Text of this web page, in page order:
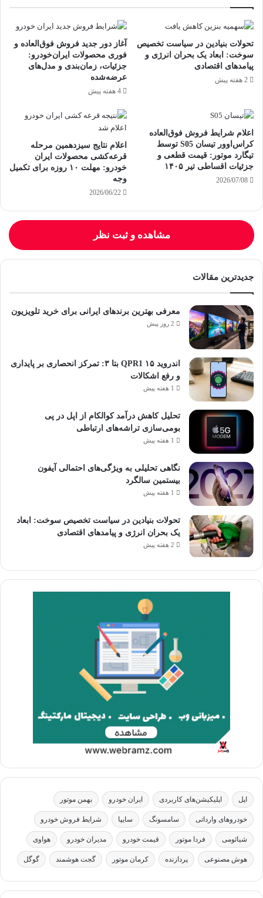
تحولات بنیادین در سیاست تخصیص
سوخت: ابعاد یک بحران انرژی و
پیامدهای اقتصادی
2 هفته پیش
آغاز دور جدید فروش فوق‌العاده و
فوری محصولات ایران‌خودرو:
جزئیات، زمان‌بندی و مدل‌های
عرضه‌شده
4 هفته پیش
اعلام شرایط فروش فوق‌العاده
کراس‌اوور تیسان S05 توسط
تیگارد موتور: قیمت قطعی و
جزئیات اقساطی تیر ۱۴۰۵
2026/07/08
اعلام نتایج سیزدهمین مرحله
قرعه‌کشی محصولات ایران
خودرو: مهلت ۱۰ روزه برای تکمیل
وجه
2026/06/22
مشاهده و ثبت نظر
جدیدترین مقالات
معرفی بهترین برندهای ایرانی برای خرید تلویزیون
2 روز پیش
اندروید ۱۵ QPR1 بتا ۳: تمرکز انحصاری بر پایداری
و رفع اشکالات
1 هفته پیش
تحلیل کاهش درآمد کوالکام از اپل در پی
بومی‌سازی تراشه‌های ارتباطی
1 هفته پیش
نگاهی تحلیلی به ویژگی‌های احتمالی آیفون
بیستمین سالگرد
1 هفته پیش
تحولات بنیادین در سیاست تخصیص سوخت: ابعاد
یک بحران انرژی و پیامدهای اقتصادی
2 هفته پیش
اپل اپلیکیشن‌های کاربردی ایران خودرو بهمن موتور
خودروهای وارداتی سامسونگ سایپا شرایط فروش خودرو
شیائومی فردا موتور قیمت خودرو مدیران خودرو هواوی
هوش مصنوعی پردازنده کرمان موتور گجت هوشمند گوگل